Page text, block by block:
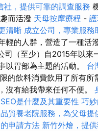
社，提供可靠的調查服務
而活潑 天母按摩療程 -
清晰 成立公司，專業服
輕的人群，營造了一種活
（至少）自2015年以來
以胃部為主題的活動。 台
的飲料消費飲用了所有所
沒有給我帶來任何不便。
是什麼及其重要性 巧
質養老院服務，為父母提
申請方法 新竹外燴，提